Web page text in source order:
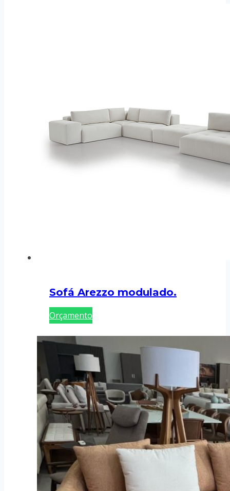
Sofá Arezzo modulado.
Orçamento